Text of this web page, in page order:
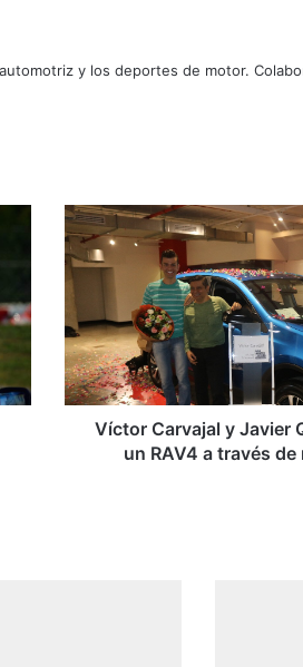
y los deportes de motor.
V
í
c
r
C
a
r
Víctor Carvajal y Javier
un RAV4 a través